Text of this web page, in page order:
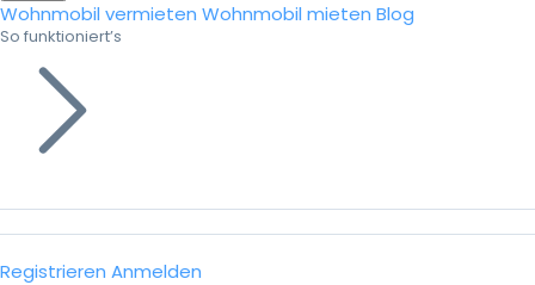
Wohnmobil vermieten Wohnmobil mieten Blog
So funktioniert’s
Registrieren Anmelden